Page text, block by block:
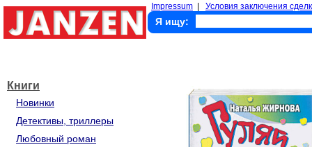
Impressum Условия заключения
Я ищу:
Книги
Новинки
Детективы, триллеры
Любовный роман